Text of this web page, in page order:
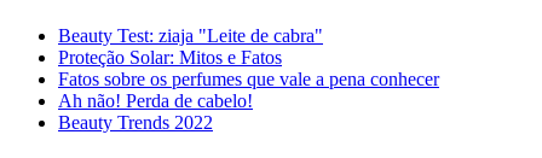
Beauty Test: ziaja "Leite de cabra"
Proteção Solar: Mitos e Fatos
Fatos sobre os perfumes que vale a pena conhecer
Ah não! Perda de cabelo!
Beauty Trends 2022